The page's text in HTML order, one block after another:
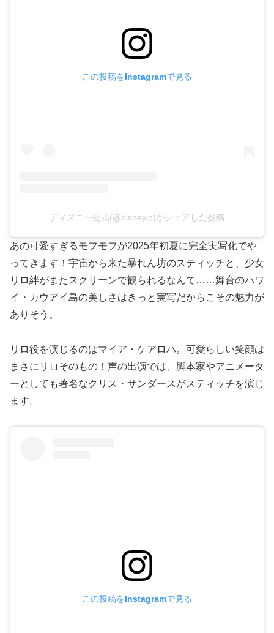
この投稿をInstagramで見る
ディズニー公式(@disneyjp)がシェアした投稿
あの可愛すぎるモフモフが2025年初夏に完全実写化でや
ってきます！宇宙から来た暴れん坊のスティッチと、少女
リロ絆がまたスクリーンで観られるなんて……舞台のハワ
イ・カウアイ島の美しさはきっと実写だからこその魅力が
ありそう。
リロ役を演じるのはマイア・ケアロハ。可愛らしい笑顔は
まさにリロそのもの！声の出演では、脚本家やアニメータ
ーとしても著名なクリス・サンダースがスティッチを演じ
ます。
この投稿をInstagramで見る